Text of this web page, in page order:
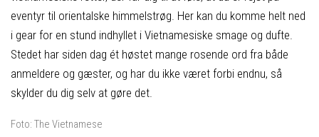
eventyr til orientalske himmelstrøg. Her kan du komme helt ned
i gear for en stund indhyllet i Vietnamesiske smage og dufte.
Stedet har siden dag ét høstet mange rosende ord fra både
anmeldere og gæster, og har du ikke været forbi endnu, så
skylder du dig selv at gøre det.
Foto: The Vietnamese